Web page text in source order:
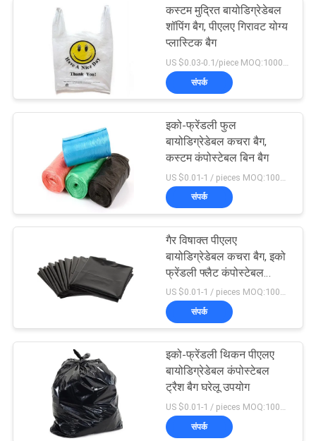
कस्टम मुद्रित बायोडिग्रेडेबल
शॉपिंग बैग, पीएलए गिरावट योग्य
प्लास्टिक बैग
संपर्क
इको-फ्रेंडली फुल
बायोडिग्रेडेबल कचरा बैग,
कस्टम कंपोस्टेबल बिन बैग
संपर्क
गैर विषाक्त पीएलए
बायोडिग्रेडेबल कचरा बैग, इको
फ्रेंडली फ्लैट कंपोस्टेबल
अपशिष्ट बैग
US $0.01-1 / pieces MOQ:10000pcs
संपर्क
इको-फ्रेंडली थिकन पीएलए
बायोडिग्रेडेबल कंपोस्टेबल
ट्रैश बैग घरेलू उपयोग
US $0.01-1 / pieces MOQ:10000pcs
संपर्क